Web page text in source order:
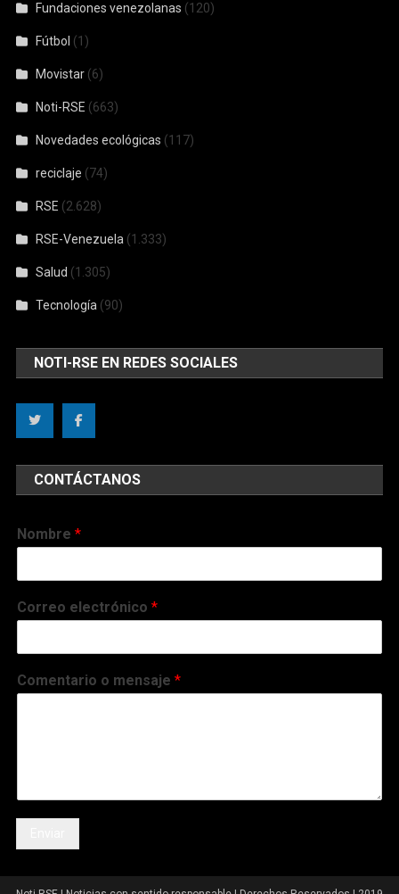
Fundaciones venezolanas (120)
Fútbol (1)
Movistar (6)
Noti-RSE (663)
Novedades ecológicas (117)
reciclaje (74)
RSE (2.628)
RSE-Venezuela (1.333)
Salud (1.305)
Tecnología (90)
NOTI-RSE EN REDES SOCIALES
CONTÁCTANOS
Nombre*
Correo electrónico*
Comentario o mensaje*